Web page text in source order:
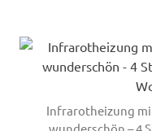
Infrarotheizung